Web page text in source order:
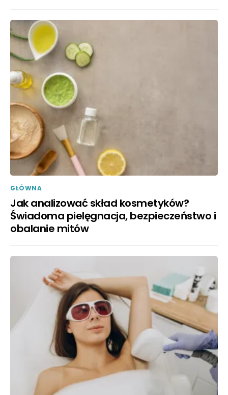
GŁÓWNA
Jak analizować skład kosmetyków?
Świadoma pielęgnacja, bezpieczeństwo i
obalanie mitów